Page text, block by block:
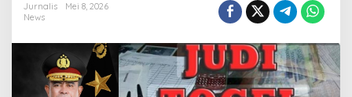
T
o
Jurnalis
Mei 8, 2026
News